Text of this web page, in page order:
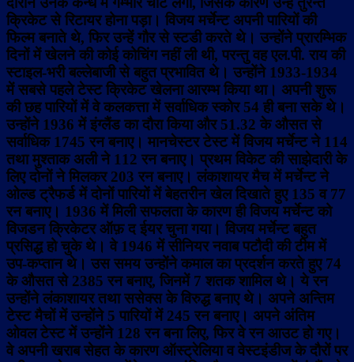
क्रिकेट से रिटायर होना पड़ा। विजय मर्चेन्ट अपनी पारियों की
फिल्म बनाते थे, फिर उन्हें गौर से स्टडी करते थे। उन्होंने प्रारम्भिक
दिनों में खेलने की कोई कोचिंग नहीं ली थी, परन्तु वह एल.पी. राय की
स्टाइल-भरी बल्लेबाजी से बहुत प्रभावित थे। उन्होंने 1933-1934
में सबसे पहले टेस्ट क्रिकेट खेलना आरम्भ किया था। अपनी शुरू
की छह पारियों में वे कलकत्ता में सर्वाधिक स्कोर 54 ही बना सके थे।
उन्होंने 1936 में इंग्लैंड का दौरा किया और 51.32 के औसत से
सर्वाधिक 1745 रन बनाए। मानचेस्टर टेस्ट में विजय मर्चेन्ट ने 114
तथा मुश्ताक अली ने 112 रन बनाए। प्रथम विकेट की साझेदारी के
लिए दोनों ने मिलकर 203 रन बनाए। लंकाशायर मैच में मर्चेन्ट ने
ओल्ड ट्रैफर्ड में दोनों पारियों में बेहतरीन खेल दिखाते हुए 135 व 77
रन बनाए। 1936 में मिली सफलता के कारण ही विजय मर्चेन्ट को
विजडन क्रिकेटर ऑफ़ द ईयर चुना गया। विजय मर्चेन्ट बहुत
प्रसिद्ध हो चुके थे। वे 1946 में सीनियर नवाब पटौदी की टीम में
उप-कप्तान थे। उस समय उन्होंने कमाल का प्रदर्शन करते हुए 74
के औसत से 2385 रन बनाए, जिनमें 7 शतक शामिल थे। ये रन
उन्होंने लंकाशायर तथा ससेक्स के विरुद्ध बनाए थे। अपने अन्तिम
टेस्ट मैचों में उन्होंने 5 पारियों में 245 रन बनाए। अपने अंतिम
ओवल टेस्ट में उन्होंने 128 रन बना लिए, फिर वे रन आउट हो गए।
वे अपनी खराब सेहत के कारण ऑस्ट्रेलिया व वेस्टइंडीज के दौरों पर